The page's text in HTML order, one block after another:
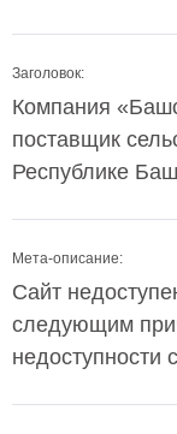
Заголовок:
Компания
поставщик
Республике
Мета-описание:
Сайт
следующим
недоступности